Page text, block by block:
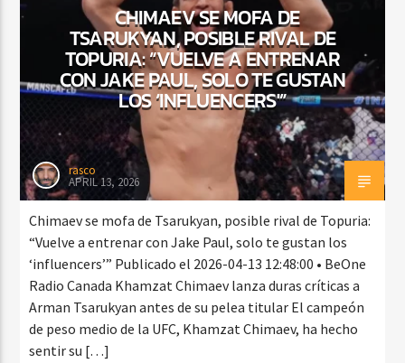
CHIMAEV SE MOFA DE
TSARUKYAN, POSIBLE RIVAL DE
TOPURIA: “VUELVE A ENTRENAR
CON JAKE PAUL, SOLO TE GUSTAN
LOS ‘INFLUENCERS'”
rasco
APRIL 13, 2026
Chimaev se mofa de Tsarukyan, posible rival de Topuria:
“Vuelve a entrenar con Jake Paul, solo te gustan los
‘influencers’” Publicado el 2026-04-13 12:48:00 • BeOne
Radio Canada Khamzat Chimaev lanza duras críticas a
Arman Tsarukyan antes de su pelea titular El campeón
de peso medio de la UFC, Khamzat Chimaev, ha hecho
sentir su […]